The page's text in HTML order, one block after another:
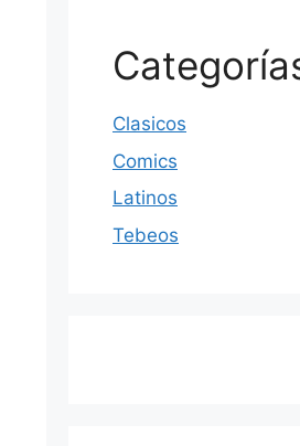
Clasicos
Comics
Latinos
Tebeos